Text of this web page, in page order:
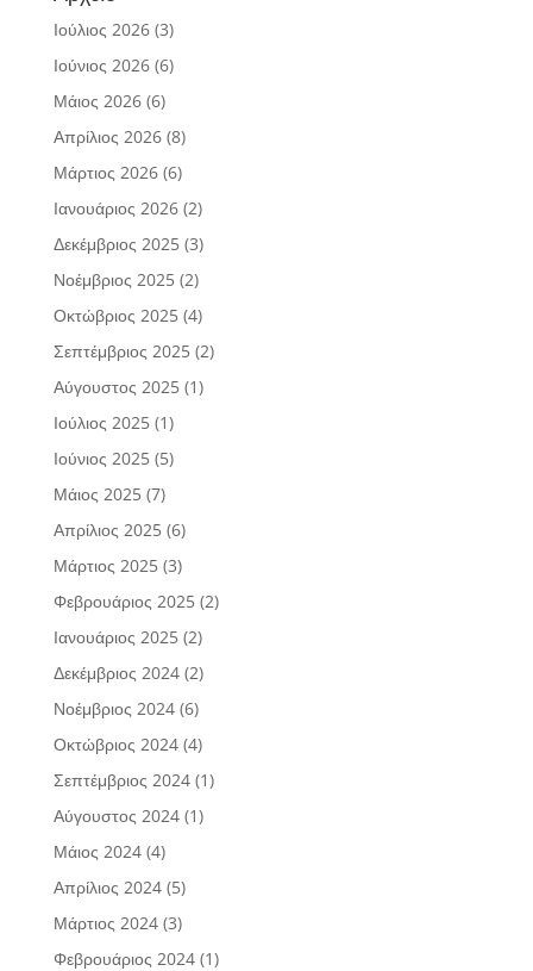
Ιούλιος 2026(3)
Ιούνιος 2026(6)
Μάιος 2026(6)
Απρίλιος 2026(8)
Μάρτιος 2026(6)
Ιανουάριος 2026(2)
Δεκέμβριος 2025(3)
Νοέμβριος 2025(2)
Οκτώβριος 2025(4)
Σεπτέμβριος 2025(2)
Αύγουστος 2025(1)
Ιούλιος 2025(1)
Ιούνιος 2025(5)
Μάιος 2025(7)
Απρίλιος 2025(6)
Μάρτιος 2025(3)
Φεβρουάριος 2025(2)
Ιανουάριος 2025(2)
Δεκέμβριος 2024(2)
Νοέμβριος 2024(6)
Οκτώβριος 2024(4)
Σεπτέμβριος 2024(1)
Αύγουστος 2024(1)
Μάιος 2024(4)
Απρίλιος 2024(5)
Μάρτιος 2024(3)
Φεβρουάριος 2024(1)